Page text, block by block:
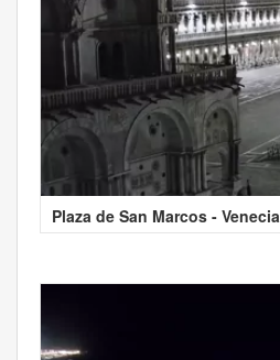
Plaza de San Marcos - Venecia